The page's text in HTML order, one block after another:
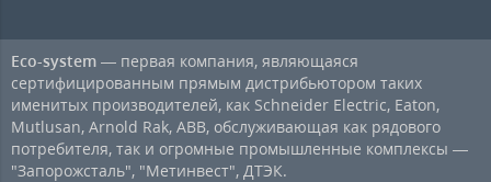
Eco-system — первая компания, являющаяся
сертифицированным прямым дистрибьютором таких
именитых производителей, как Schneider Electric, Eaton,
Mutlusan, Arnold Rak, ABB, обслуживающая как рядового
потребителя, так и огромные промышленные комплексы —
"Запорожсталь", "Метинвест", ДТЭК.